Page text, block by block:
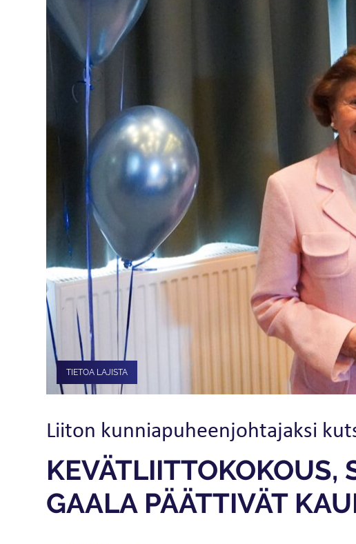
TIETOA LAJISTA
Liiton kunnia­puheenjohtajaksi
KEVÄT­LIITTOKOKOUS,
GAALA PÄÄTTIVÄT